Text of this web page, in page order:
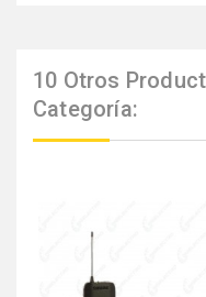
10 Otros
Categoría: